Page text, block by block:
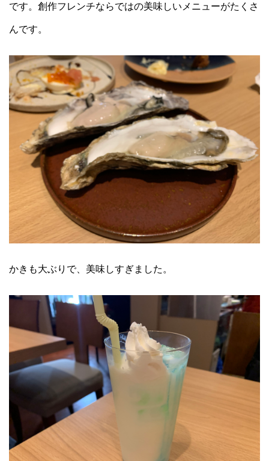
です。創作フレンチならではの美味しいメニューがたくさ
んです。
かきも大ぶりで、美味しすぎました。